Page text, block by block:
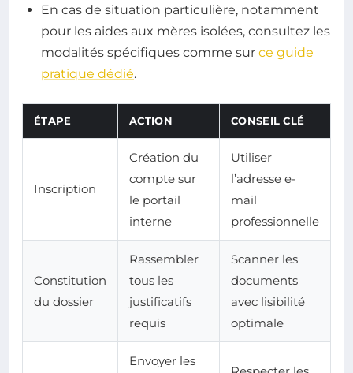
En cas de situation particulière, notamment
pour les aides aux mères isolées, consultez les
modalités spécifiques comme sur ce guide
pratique dédié.
ÉTAPE ACTION CONSEIL CLÉ
Inscription
Création du
compte sur
le portail
interne
Utiliser
l’adresse e-
mail
professionnelle
Constitution
du dossier
Rassembler
tous les
justificatifs
requis
Scanner les
documents
avec lisibilité
optimale
Envoyer les